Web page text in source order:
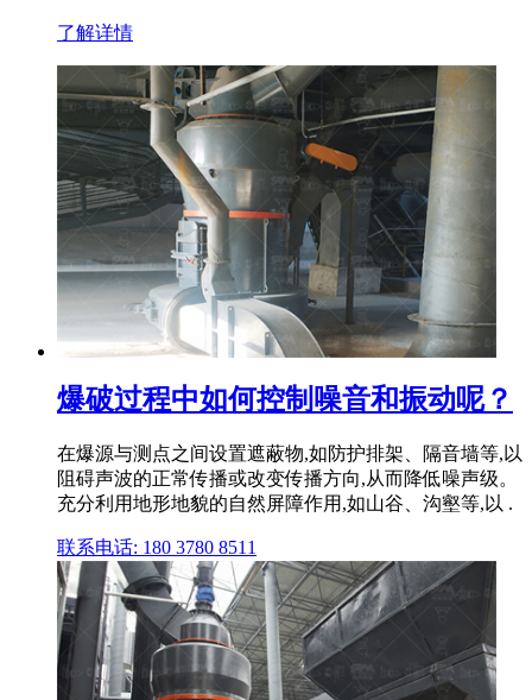
了解详情
爆破过程中如何控制噪音和振动呢？
在爆源与测点之间设置遮蔽物,如防护排架、隔音墙等,以
阻碍声波的正常传播或改变传播方向,从而降低噪声级。
充分利用地形地貌的自然屏障作用,如山谷、沟壑等,以 .
联系电话: 180 3780 8511